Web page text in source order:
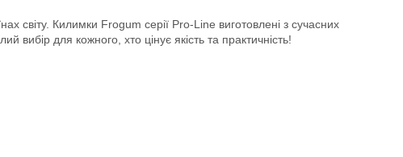
світу. Килимки Frogum серії Pro-Line виготовлені з сучасних
вибір для кожного, хто цінує якість та практичність!